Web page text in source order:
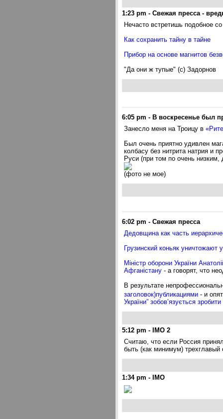
1:23 pm - Свежая пресса -
Нечасто встретишь подобное
Как сохранить тайну в тайне
Прибор на основе магнитов
"Да они ж тупые" (с) Задорнов
6:05 pm - В воскресенье был
Занесло меня на Троицу в
Был очень приятно удивлен
колбасу без нитрита натрия и
Руси (при том по очень
(фото не мое)
6:02 pm - Свежая пресса
Дедовщина как часть
Грузинский коньяк уничтожают
Міністр оборони України
Афганістану - а говорят, что
В результате
заголовок)публикациями- и
України” зобов’язується
5:12 pm -
IMO 2
Считаю, что если Россия
быть (как минимум)
1:34 pm - IMO